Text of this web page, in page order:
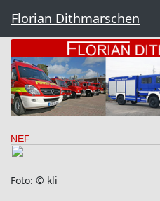
Florian Dithmarschen
NEF
Foto: © kli